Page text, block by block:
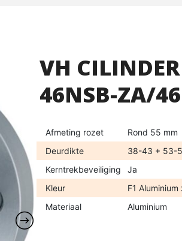
VH
46NSB-ZA/
Afmeting rozet
Rond 55 mm
Deurdikte
38-43 + 53-
Kerntrekbeveiliging
Ja
Kleur
F1
Materiaal
Aluminium